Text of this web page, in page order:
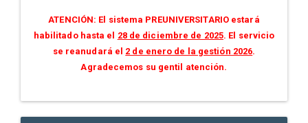
ATENCIÓN: El sistema PREUNIVERSITARIO estará
habilitado hasta el 28 de diciembre de 2025. El servicio
se reanudará el 2 de enero de la gestión 2026.
Agradecemos su gentil atención.